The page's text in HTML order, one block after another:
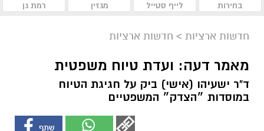
בחירות
לייף סטייל מגזין רמת גן
חדשות ארציות > חדשות ארציות
מאמר דעה: ועדת טיוח משפטית
ד"ר ישעיהו (אישי) ביק על חגיגת הטיוח
במוסדות ״הצדק״ המשפטיים